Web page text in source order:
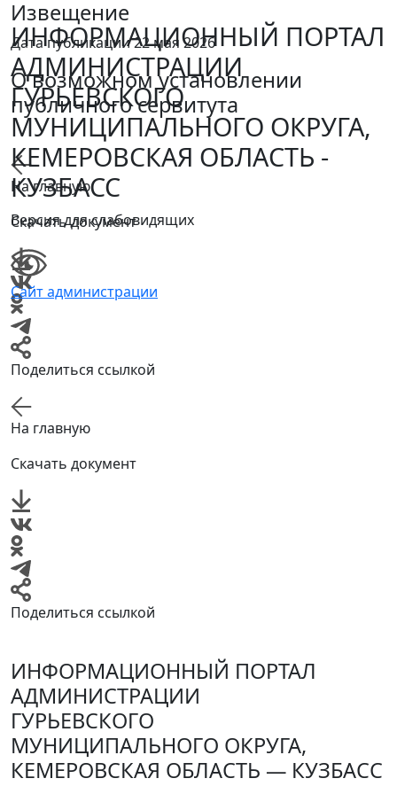
ИНФОРМАЦИОННЫЙ ПОРТАЛ
АДМИНИСТРАЦИИ
ГУРЬЕВСКОГО
МУНИЦИПАЛЬНОГО ОКРУГА,
КЕМЕРОВСКАЯ ОБЛАСТЬ -
КУЗБАСС
Версия для слабовидящих
Сайт администрации
Извещение
Дата публикации 22 мая 2026
О возможном установлении
публичного сервитута
На главную
Скачать документ
Поделиться ссылкой
На главную
Скачать документ
Поделиться ссылкой
ИНФОРМАЦИОННЫЙ ПОРТАЛ
АДМИНИСТРАЦИИ
ГУРЬЕВСКОГО
МУНИЦИПАЛЬНОГО ОКРУГА,
КЕМЕРОВСКАЯ ОБЛАСТЬ — КУЗБАСС